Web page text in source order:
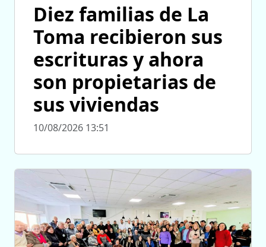
Diez familias de La
Toma recibieron sus
escrituras y ahora
son propietarias de
sus viviendas
10/08/2026 13:51